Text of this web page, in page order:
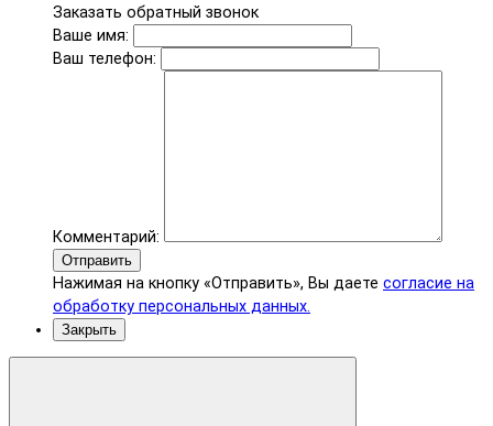
Заказать обратный звонок
Ваше имя:
Ваш телефон:
Комментарий:
Отправить
Нажимая на кнопку «Отправить», Вы даете согласие на
обработку персональных данных.
Закрыть